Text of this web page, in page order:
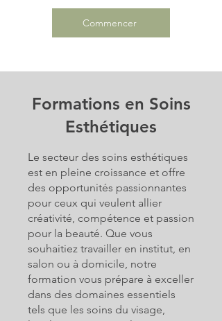
Commencer
Formations en Soins
Esthétiques
Le secteur des soins esthétiques
est en pleine croissance et offre
des opportunités passionnantes
pour ceux qui veulent allier
créativité, compétence et passion
pour la beauté. Que vous
souhaitiez travailler en institut, en
salon ou à domicile, notre
formation vous prépare à exceller
dans des domaines essentiels
tels que les soins du visage,